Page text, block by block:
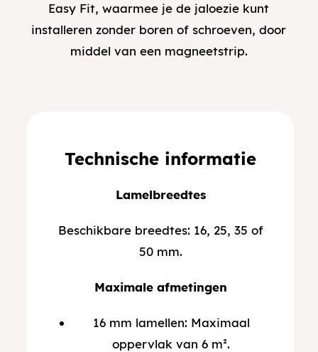
Easy Fit, waarmee je de jaloezie kunt
installeren zonder boren of schroeven, door
middel van een magneetstrip.
Technische informatie
Lamelbreedtes
Beschikbare breedtes: 16, 25, 35 of
50 mm.
Maximale afmetingen
16 mm lamellen: Maximaal
oppervlak van 6 m².